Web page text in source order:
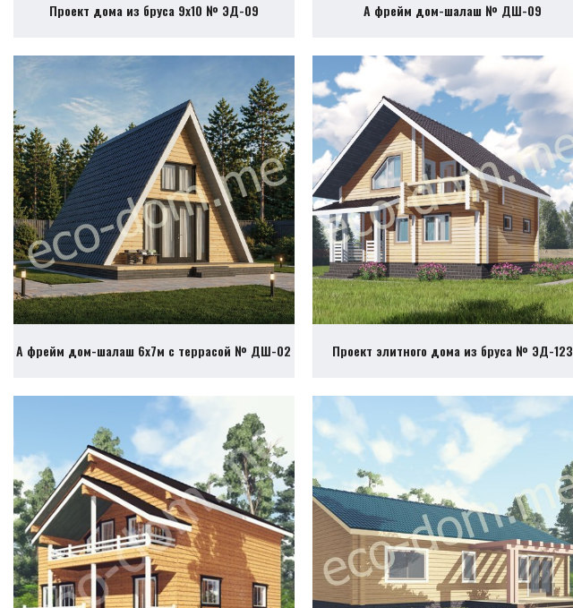
Проект дома из бруса 9х10 № ЭД-09 А фрейм дом-шалаш № ДШ-09
А фрейм дом-шалаш 6х7м с террасой № ДШ-02 Проект элитного дома из бруса № ЭД-123